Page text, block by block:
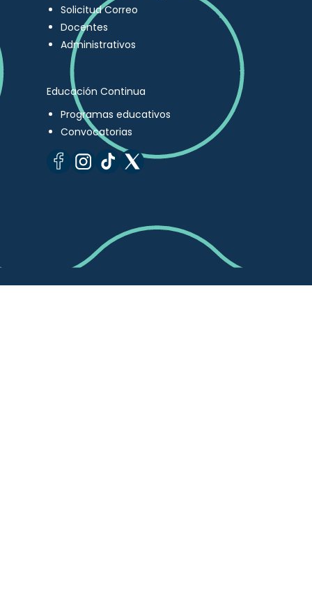
Solicitud Correo
Docentes
Administrativos
Educación Continua
Programas educativos
Convocatorias